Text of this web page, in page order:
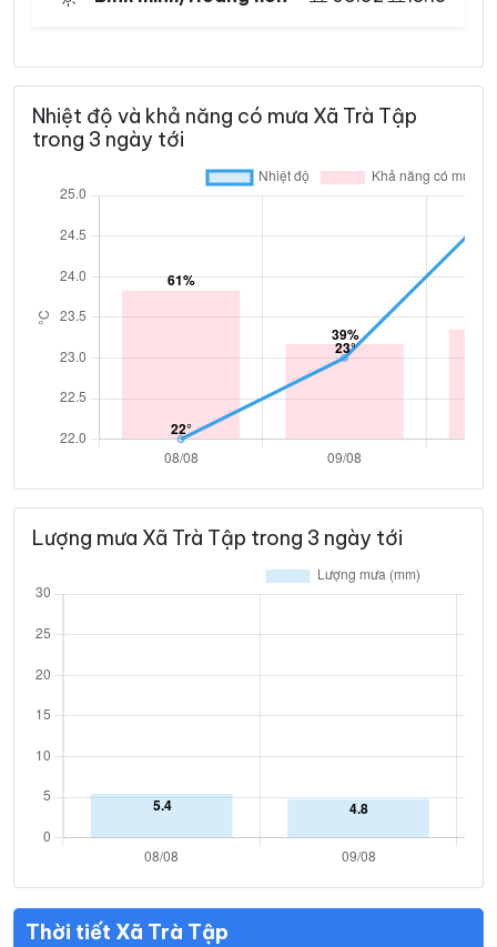
Nhiệt độ và khả năng có mưa Xã Trà Tập
trong 3 ngày tới
Lượng mưa Xã Trà Tập trong 3 ngày tới
Thời tiết Xã Trà Tập